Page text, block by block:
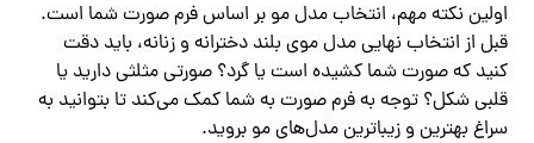
اولین نکته مهم، انتخاب مدل مو بر اساس فرم صورت شما است.
قبل از انتخاب نهایی مدل موی بلند دخترانه و زنانه، باید دقت
کنید که صورت شما کشیده است یا گرد؟ صورتی مثلثی دارید یا
قلبی شکل؟ توجه به فرم صورت به شما کمک می‌کند تا بتوانید به
سراغ بهترین و زیباترین مدل‌های مو بروید.